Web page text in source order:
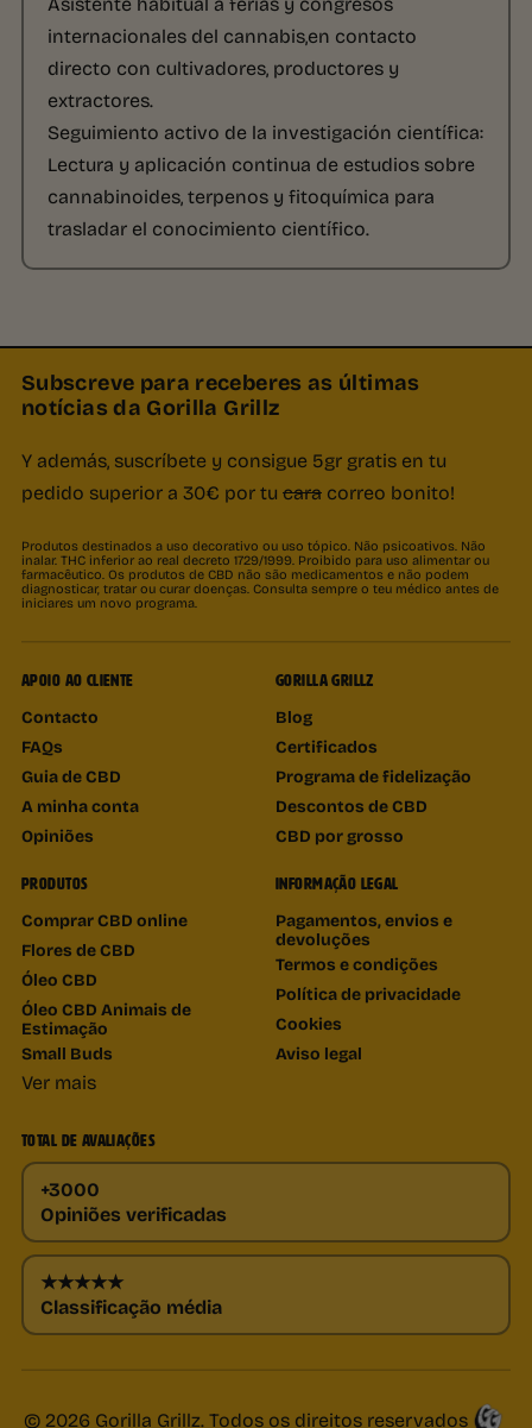
internacionales del cannabis,en contacto
directo con cultivadores, productores y
extractores.
Seguimiento activo de la investigación científica:
Lectura y aplicación continua de estudios sobre
cannabinoides, terpenos y fitoquímica para
trasladar el conocimiento científico.
Subscreve para receberes as últimas
notícias da Gorilla Grillz
Y además, suscríbete y consigue 5gr gratis en tu
pedido superior a 30€ por tu cara correo bonito!
Produtos destinados a uso decorativo ou uso tópico. Não psicoativos. Não
inalar. THC inferior ao real decreto 1729/1999. Proibido para uso alimentar ou
farmacêutico. Os produtos de CBD não são medicamentos e não podem
diagnosticar, tratar ou curar doenças. Consulta sempre o teu médico antes de
iniciares um novo programa.
APOIO AO CLIENTE
Contacto
FAQs
Guia de CBD
A minha conta
Opiniões
GORILLA GRILLZ
Blog
Certificados
Programa de fidelização
Descontos de CBD
CBD por grosso
PRODUTOS
Comprar CBD online
Flores de CBD
Óleo CBD
Óleo CBD Animais de
Estimação
Small Buds
Ver mais
INFORMAÇÃO LEGAL
Pagamentos, envios e
devoluções
Termos e condições
Política de privacidade
Cookies
Aviso legal
TOTAL DE AVALIAÇÕES
+3000
Opiniões verificadas
★★★★★
Classificação média
© 2026 Gorilla Grillz. Todos os direitos reservados